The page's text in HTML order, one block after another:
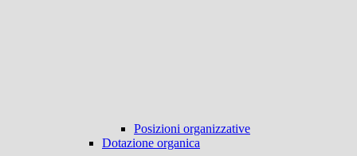
Posizioni organizzative
Dotazione organica